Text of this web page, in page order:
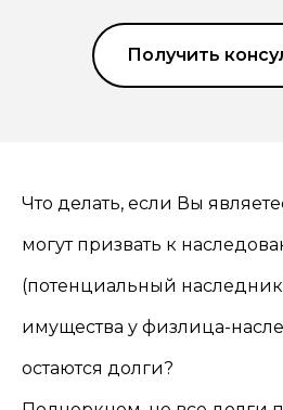
Получить
Что делать, если Вы
могут призвать к
(потенциальный
имущества у физлица-
остаются долги?